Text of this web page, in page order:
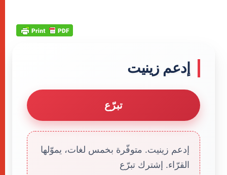
إدعم زينيت
تبرّع
إدعم زينيت. متوفّرة بخمس لغات، يموّلها
القرّاء. إشترك تبرّع